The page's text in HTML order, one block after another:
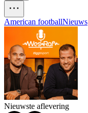
American footballNieuws
Nieuwste aflevering